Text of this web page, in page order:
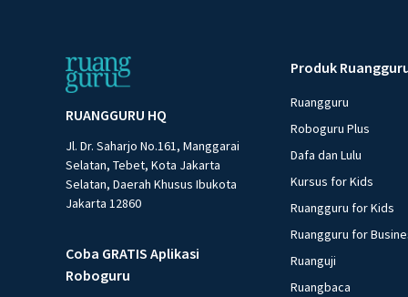
RUANGGURU HQ
Jl. Dr. Saharjo No.161, Manggarai
Selatan, Tebet, Kota Jakarta
Selatan, Daerah Khusus Ibukota
Jakarta 12860
Coba GRATIS Aplikasi
Roboguru
Produk
Ruangguru
Roboguru Plus
Dafa dan Lulu
Kursus for Kids
Ruangguru for Kids
Ruangguru for
Ruanguji
Ruangbaca